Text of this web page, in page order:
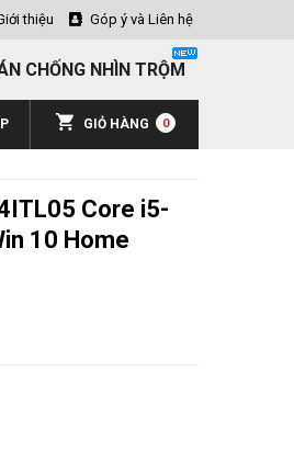
thiệu Góp ý và Liên hệ
CHỐNG NHÌN TRỘM
GIỎ HÀNG 0
Core i5-
10 Home